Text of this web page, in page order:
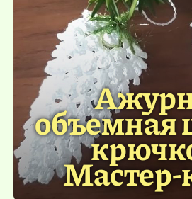
Мастер-